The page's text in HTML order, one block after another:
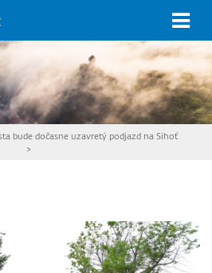
bude dočasne uzavretý podjazd na Sihoť
>